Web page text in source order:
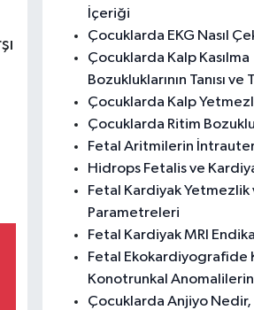
İçeriği
Çocuklarda EKG Nasıl
Çocuklarda Kalp Kasılma
Bozukluklarının Tanısı ve
Çocuklarda Kalp
Çocuklarda Ritim
Fetal Aritmilerin
Hidrops Fetalis ve
Fetal Kardiyak
Parametreleri
Fetal Kardiyak MRI
Fetal Ekokardiyografide
Konotrunkal Anomalilerin
Çocuklarda Anjiyo Nedir,